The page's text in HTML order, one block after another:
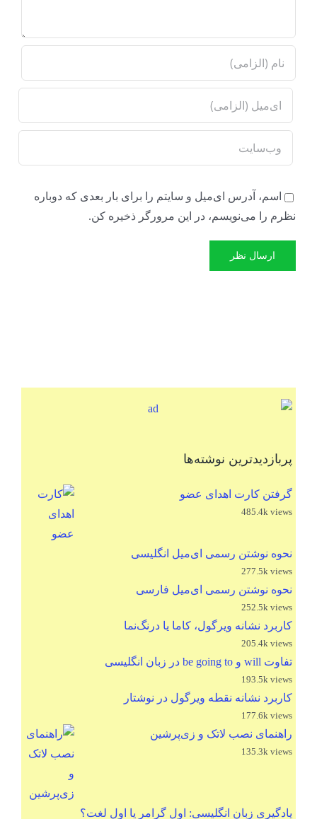
اسم، آدرس ای‌میل و سایتم را برای بار بعدی که دوباره
نظرم را می‌نویسم، در این مرورگر ذخیره کن.
پربازدیدترین نوشته‌ها
گرفتن کارت اهدای عضو
485.4k views
نحوه نوشتن رسمی ای‌میل انگلیسی
277.5k views
نحوه نوشتن رسمی ای‌میل فارسی
252.5k views
کاربرد نشانه ویرگول، کاما یا درنگ‌نما
205.4k views
تفاوت will و be going to در زبان انگلیسی
193.5k views
کاربرد نشانه نقطه ویرگول در نوشتار
177.6k views
راهنمای نصب لاتک و زی‌پرشین
135.3k views
یادگیری زبان انگلیسی: اول گرامر یا اول لغت؟